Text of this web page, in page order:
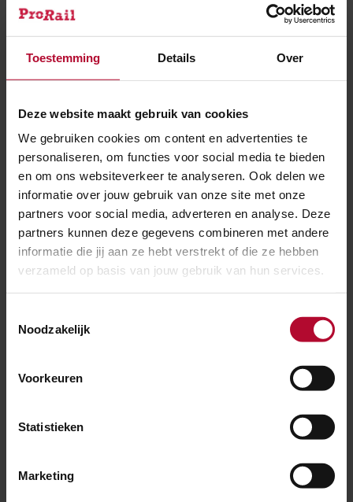
Toestemming Details Over
Deze website maakt gebruik van cookies
We gebruiken cookies om content en advertenties te
personaliseren, om functies voor social media te bieden
en om ons websiteverkeer te analyseren. Ook delen we
informatie over jouw gebruik van onze site met onze
partners voor social media, adverteren en analyse. Deze
partners kunnen deze gegevens combineren met andere
informatie die jij aan ze hebt verstrekt of die ze hebben
verzameld op basis van jouw gebruik van hun services.
Noodzakelijk
Voorkeuren
Statistieken
Marketing
Werkzaamheden aan geluidsscherm
Dordrecht bijna afgerond
27 juni 2025
14 april 2025